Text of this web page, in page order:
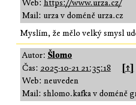
Web: https://www.urza.cz/
Mail: urza v doméně urza.cz
Myslím, že mělo velký smysl
Autor: Šlomo
Čas: 2025-10-21 21:35:18
[↑]
Web: neuveden
Mail: shlomo.kafka v doméně